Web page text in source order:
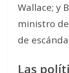
Wallace; y
ministro
de
Las